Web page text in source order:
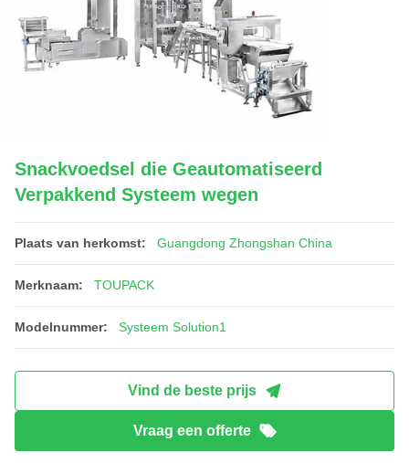
Snackvoedsel die Geautomatiseerd
Verpakkend Systeem wegen
Plaats van herkomst: Guangdong Zhongshan China
Merknaam: TOUPACK
Modelnummer: Systeem Solution1
Vind de beste prijs
Vraag een offerte